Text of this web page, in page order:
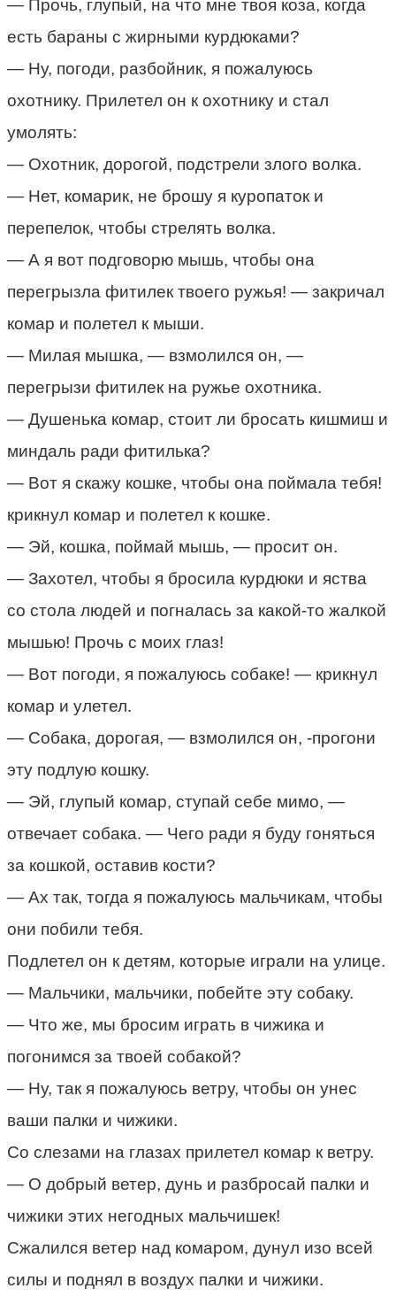
— Прочь, глупый, на что мне твоя коза, когда
есть бараны с жирными курдюками?
— Ну, погоди, разбойник, я пожалуюсь
охотнику. Прилетел он к охотнику и стал
умолять:
— Охотник, дорогой, подстрели злого волка.
— Нет, комарик, не брошу я куропаток и
перепелок, чтобы стрелять волка.
— А я вот подговорю мышь, чтобы она
перегрызла фитилек твоего ружья! — закричал
комар и полетел к мыши.
— Милая мышка, — взмолился он, —
перегрызи фитилек на ружье охотника.
— Душенька комар, стоит ли бросать кишмиш и
миндаль ради фитилька?
— Вот я скажу кошке, чтобы она поймала тебя!
крикнул комар и полетел к кошке.
— Эй, кошка, поймай мышь, — просит он.
— Захотел, чтобы я бросила курдюки и яства
со стола людей и погналась за какой-то жалкой
мышью! Прочь с моих глаз!
— Вот погоди, я пожалуюсь собаке! — крикнул
комар и улетел.
— Собака, дорогая, — взмолился он, -прогони
эту подлую кошку.
— Эй, глупый комар, ступай себе мимо, —
отвечает собака. — Чего ради я буду гоняться
за кошкой, оставив кости?
— Ах так, тогда я пожалуюсь мальчикам, чтобы
они побили тебя.
Подлетел он к детям, которые играли на улице.
— Мальчики, мальчики, побейте эту собаку.
— Что же, мы бросим играть в чижика и
погонимся за твоей собакой?
— Ну, так я пожалуюсь ветру, чтобы он унес
ваши палки и чижики.
Со слезами на глазах прилетел комар к ветру.
— О добрый ветер, дунь и разбросай палки и
чижики этих негодных мальчишек!
Сжалился ветер над комаром, дунул изо всей
силы и поднял в воздух палки и чижики.